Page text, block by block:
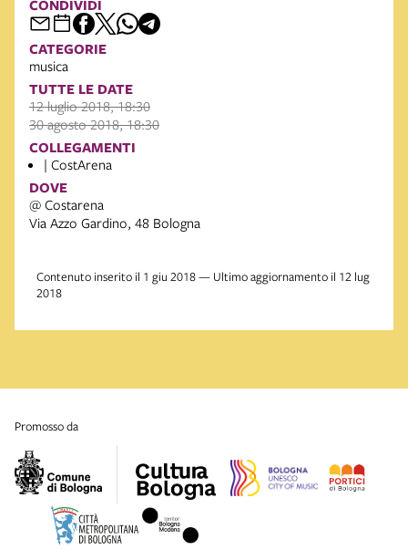
CONDIVIDI
CATEGORIE
musica
TUTTE LE DATE
12 luglio 2018, 18:30
30 agosto 2018, 18:30
COLLEGAMENTI
| CostArena
DOVE
@ Costarena
Via Azzo Gardino, 48 Bologna
Contenuto inserito il 1 giu 2018 — Ultimo aggiornamento il 12 lug
2018
promosso da